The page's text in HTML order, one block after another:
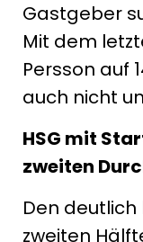
Gastgeber
Mit dem
Persson auf
auch nicht
HSG mit
zweiten
Den
zweiten